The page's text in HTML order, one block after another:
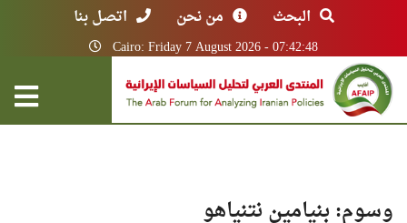
البحث من نحن اتصل بنا
Cairo: Friday 7 August 2026 - 07:42:48
وسوم: بنيامين نتنياهو